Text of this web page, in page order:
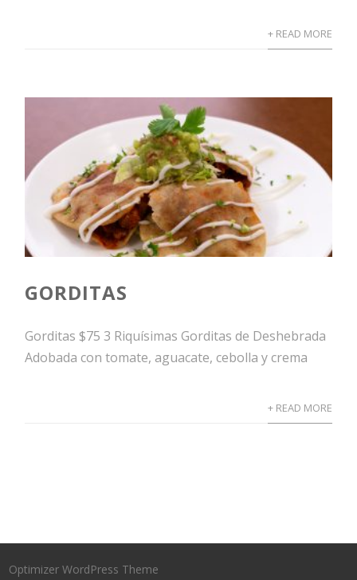
+ READ MORE
GORDITAS
Gorditas $75 3 Riquísimas Gorditas de Deshebrada
Adobada con tomate, aguacate, cebolla y crema
+ READ MORE
Optimizer WordPress Theme